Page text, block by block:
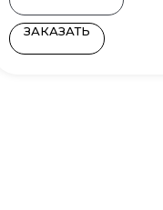
ЗАКАЗАТЬ